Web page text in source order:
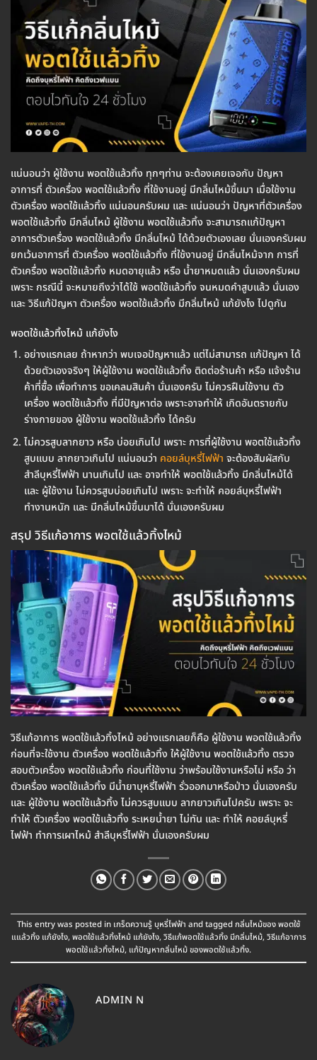
แน่นอนว่า ผู้ใช้งาน พอตใช้แล้วทิ้ง ทุกๆท่าน จะต้องเคยเจอกับ ปัญหา
อาการที่ ตัวเครื่อง พอตใช้แล้วทิ้ง ที่ใช้งานอยู่ มีกลิ่นไหม้ขึ้นมา เมื่อใช้งาน
ตัวเครื่อง พอตใช้แล้วทิ้ง แน่นอนครับผม และ แน่นอนว่า ปัญหาที่ตัวเครื่อง
พอตใช้แล้วทิ้ง มีกลิ่นไหม้ ผู้ใช้งาน พอตใช้แล้วทิ้ง จะสามารถแก้ปัญหา
อาการตัวเครื่อง พอตใช้แล้วทิ้ง มีกลิ่นไหม้ ได้ด้วยตัวเองเลย นั่นเองครับผม
ยกเว้นอาการที่ ตัวเครื่อง พอตใช้แล้วทิ้ง ที่ใช้งานอยู่ มีกลิ่นไหม้จาก การที่
ตัวเครื่อง พอตใช้แล้วทิ้ง หมดอายุแล้ว หรือ น้ำยาหมดแล้ว นั่นเองครับผม
เพราะ กรณีนี้ จะหมายถึงว่าได้ใช้ พอตใช้แล้วทิ้ง จนหมดคำสูบแล้ว นั่นเอง
และ วิธีแก้ปัญหา ตัวเครื่อง พอตใช้แล้วทิ้ง มีกลิ่มไหม้ แก้ยังไง ไปดูกัน
พอตใช้แล้วทิ้งไหม้ แก้ยังไง
อย่างแรกเลย ถ้าหากว่า พบเจอปัญหาแล้ว แต่ไม่สามารถ แก้ปัญหา ได้
ด้วยตัวเองจริงๆ ให้ผู้ใช้งาน พอตใช้แล้วทิ้ง ติดต่อร้านค้า หรือ แจ้งร้าน
ค้าที่ซื้อ เพื่อทำการ ขอเคลมสินค้า นั่นเองครับ ไม่ควรฝืนใช้งาน ตัว
เครื่อง พอตใช้แล้วทิ้ง ที่มีปัญหาต่อ เพราะอาจทำให้ เกิดอันตรายกับ
ร่างกายของ ผู้ใช้งาน พอตใช้แล้วทิ้ง ได้ครับ
ไม่ควรสูบลากยาว หรือ บ่อยเกินไป เพราะ การที่ผู้ใช้งาน พอตใช้แล้วทิ้ง
สูบแบบ ลากยาวเกินไป แน่นอนว่า คอยล์บุหรี่ไฟฟ้า จะต้องสัมผัสกับ
สำลีบุหรี่ไฟฟ้า นานเกินไป และ อาจทำให้ พอตใช้แล้วทิ้ง มีกลิ่นไหม้ได้
และ ผู้ใช้งาน ไม่ควรสูบบ่อยเกินไป เพราะ จะทำให้ คอยล์บุหรี่ไฟฟ้า
ทำงานหนัก และ มีกลิ่นไหม้ขึ้นมาได้ นั่นเองครับผม
สรุป วิธีแก้อาการ พอตใช้แล้วทิ้งไหม้
วิธีแก้อาการ พอตใช้แล้วทิ้งไหม้ อย่างแรกเลยก็คือ ผู้ใช้งาน พอตใช้แล้วทิ้ง
ก่อนที่จะใช้งาน ตัวเครื่อง พอตใช้แล้วทิ้ง ให้ผู้ใช้งาน พอตใช้แล้วทิ้ง ตรวจ
สอบตัวเครื่อง พอตใช้แล้วทิ้ง ก่อนที่ใช้งาน ว่าพร้อมใช้งานหรือไม่ หรือ ว่า
ตัวเครื่อง พอตใช้แล้วทิ้ง มีน้ำยาบุหรี่ไฟฟ้า รั่วออกมาหรือป่าว นั่นเองครับ
และ ผู้ใช้งาน พอตใช้แล้วทิ้ง ไม่ควรสูบแบบ ลากยาวเกินไปครับ เพราะ จะ
ทำให้ ตัวเครื่อง พอตใช้แล้วทิ้ง ระเหยน้ำยา ไม่ทัน และ ทำให้ คอยล์บุหรี่
ไฟฟ้า ทำการเผาไหม้ สำลีบุหรี่ไฟฟ้า นั่นเองครับผม
This entry was posted in เกร็ดความรู้ บุหรี่ไฟฟ้า and taggedกลิ่นไหม้ของ พอตใช้
แแล้วทิ้ง แก้ยังไง, พอตใช้แล้วทิ้งไหม้ แก้ยังไง, วิธีแก้พอตใช้แล้วทิ้ง มีกลิ่นไหม้, วิธีแก้อาการ
พอตใช้แล้วทิ้งไหม้, แก้ปัญหากลิ่นไหม้ ของพอตใช้แล้วทิ้ง.
ADMIN N